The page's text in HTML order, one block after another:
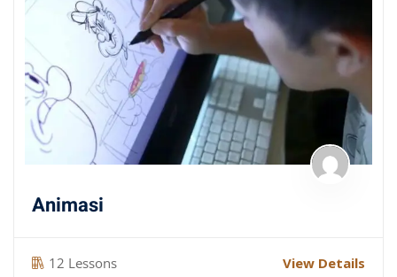
Animasi
12 Lessons View Details